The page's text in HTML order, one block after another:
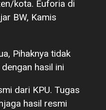
kota. Euforia di
BW, Kamis
Pihaknya tidak
hasil ini
dari KPU. Tugas
hasil resmi